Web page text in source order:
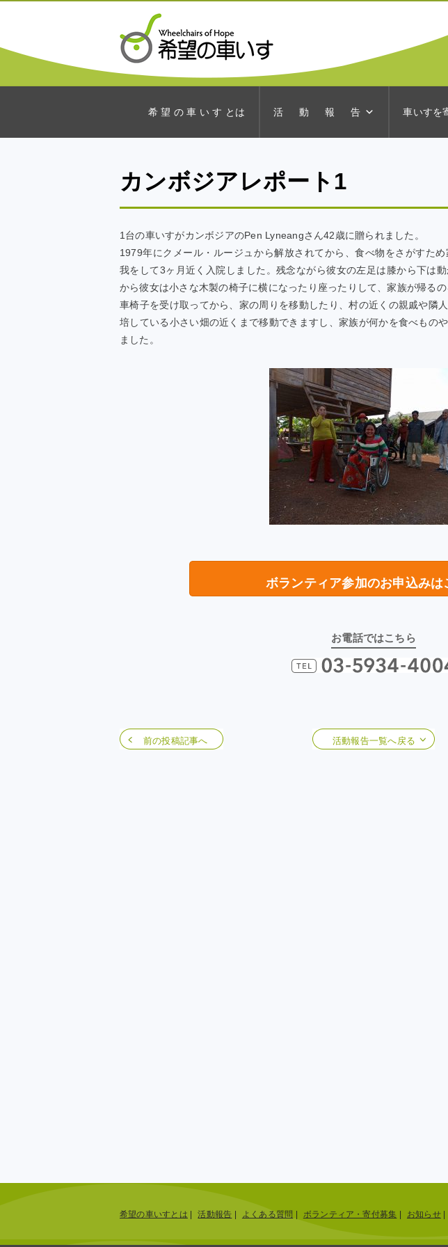
希 望 の 車 い す とは 活 動 報 告 車いすを
カンボジアレポート1
1台の車いすがカンボジアのPen Lyneangさん42歳に贈られました。
1979年にクメール・ルージュから解放されてから、食べ物をさがすた
我をして3ヶ月近く入院しました。残念ながら彼女の左足は膝から下は
から彼女は小さな木製の椅子に横になったり座ったりして、家族が帰るの
車椅子を受け取ってから、家の周りを移動したり、村の近くの親戚や隣
培している小さい畑の近くまで移動できますし、家族が何かを食べもの
ました。
ボランティア参加のお申込みは
お電話ではこちら
活動報告一覧へ戻る
前の投稿記事へ
希望の車いすとは | 活動報告 | よくある質問 | ボランティア・寄付募集 | お知らせ|